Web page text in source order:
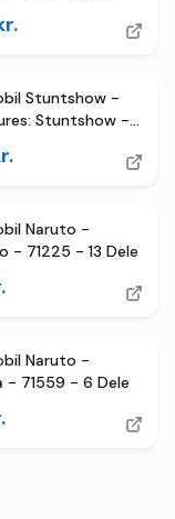
Stuntshow -
Stuntshow -
Naruto -
- 71225 - 13 Dele
Naruto -
- 71559 - 6 Dele